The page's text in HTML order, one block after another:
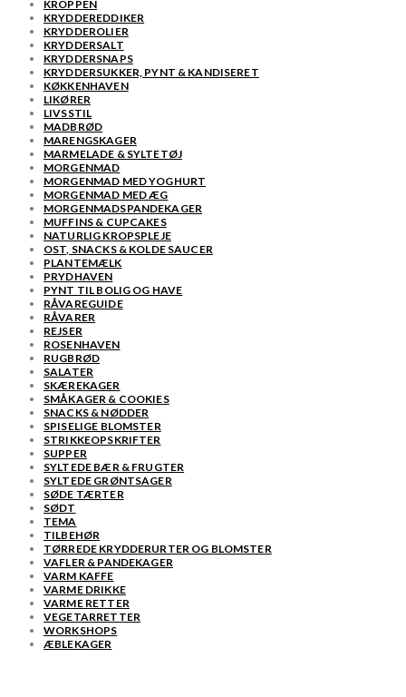
KROPPEN
KRYDDEREDDIKER
KRYDDEROLIER
KRYDDERSALT
KRYDDERSNAPS
KRYDDERSUKKER, PYNT & KANDISERET
KØKKENHAVEN
LIKØRER
LIVSSTIL
MADBRØD
MARENGSKAGER
MARMELADE & SYLTETØJ
MORGENMAD
MORGENMAD MED YOGHURT
MORGENMAD MED ÆG
MORGENMADSPANDEKAGER
MUFFINS & CUPCAKES
NATURLIG KROPSPLEJE
OST, SNACKS & KOLDE SAUCER
PLANTEMÆLK
PRYDHAVEN
PYNT TIL BOLIG OG HAVE
RÅVAREGUIDE
RÅVARER
REJSER
ROSENHAVEN
RUGBRØD
SALATER
SKÆREKAGER
SMÅKAGER & COOKIES
SNACKS & NØDDER
SPISELIGE BLOMSTER
STRIKKEOPSKRIFTER
SUPPER
SYLTEDE BÆR & FRUGTER
SYLTEDE GRØNTSAGER
SØDE TÆRTER
SØDT
TEMA
TILBEHØR
TØRREDE KRYDDERURTER OG BLOMSTER
VAFLER & PANDEKAGER
VARM KAFFE
VARME DRIKKE
VARME RETTER
VEGETARRETTER
WORKSHOPS
ÆBLEKAGER